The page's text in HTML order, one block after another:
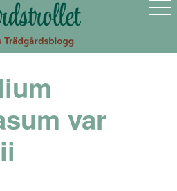
var